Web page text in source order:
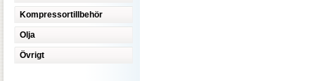
Kompressortillbehör
Olja
Övrigt